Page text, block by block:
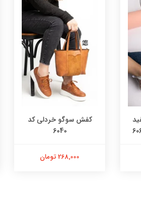
کفش سوگو خردلی کد
6040
268,000 تومان